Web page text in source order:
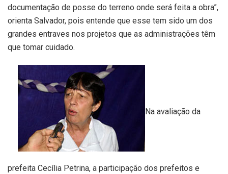
documentação de posse do terreno onde será feita a obra”,
orienta Salvador, pois entende que esse tem sido um dos
grandes entraves nos projetos que as administrações têm
que tomar cuidado.
Na avaliação da
prefeita Cecília Petrina, a participação dos prefeitos e